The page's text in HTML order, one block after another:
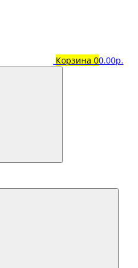
Корзина 00.00р.